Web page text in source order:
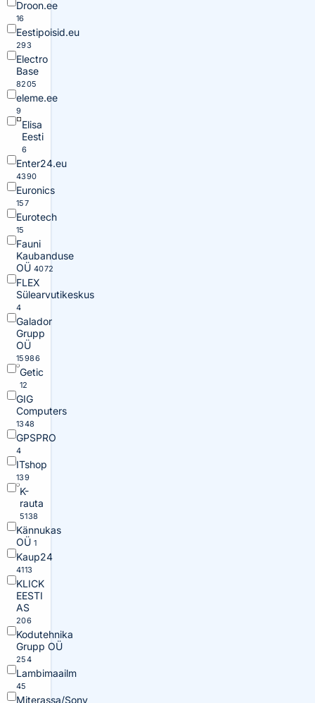
Droon.ee
16
Eestipoisid.eu
293
Electro
Base
8205
eleme.ee
9
Elisa
Eesti
6
Enter24.eu
4390
Euronics
157
Eurotech
15
Fauni
Kaubanduse
OÜ 4072
FLEX
Sülearvutikeskus
4
Galador
Grupp
OÜ
15986
Getic
12
GIG
Computers
1348
GPSPRO
4
ITshop
139
K-
rauta
5138
Kännukas
OÜ 1
Kaup24
4113
KLICK
EESTI
AS
206
Kodutehnika
Grupp OÜ
254
Lambimaailm
45
Miterassa/Sony